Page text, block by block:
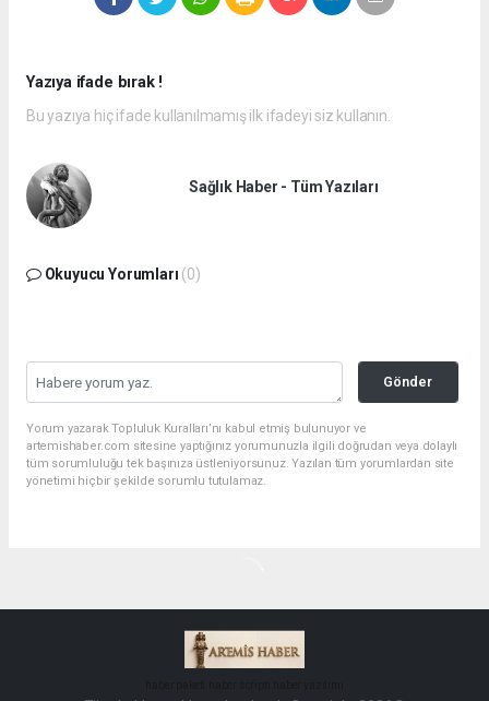
Yazıya ifade bırak !
Bu yazıya hiç ifade kullanılmamış ilk ifadeyi siz kullanın.
Sağlık Haber - Tüm Yazıları
Okuyucu Yorumları (0)
Gönder
Yorum yazarak Topluluk Kuralları’nı kabul etmiş bulunuyor ve
artemishaber.com sitesine yaptığınız yorumunuzla ilgili doğrudan veya dolaylı
tüm sorumluluğu tek başınıza üstleniyorsunuz. Yazılan tüm yorumlardan site
yönetimi hiçbir şekilde sorumlu tutulamaz.